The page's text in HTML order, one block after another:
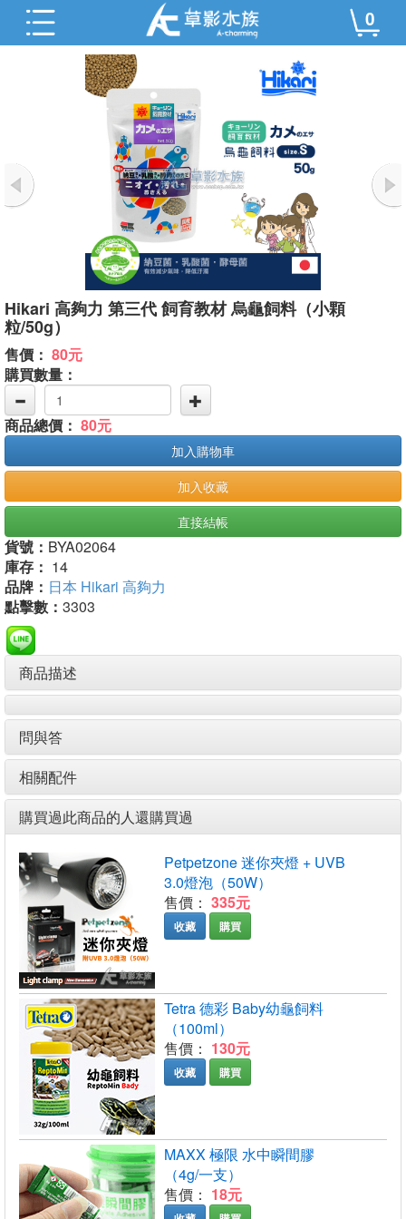
0
Hikari 高夠力 第三代 飼育教材 烏龜飼料（小顆
粒/50g）
售價： 80元
購買數量：
商品總價： 80元
加入購物車
加入收藏
直接結帳
貨號： BYA02064
庫存： 14
品牌： 日本 Hikari 高夠力
點擊數： 3303
商品描述
問與答
相關配件
購買過此商品的人還購買過
Petpetzone 迷你夾燈 + UVB
3.0燈泡（50W）
售價： 335元
收藏 購買
Tetra 德彩 Baby幼龜飼料
（100ml）
售價： 130元
收藏 購買
MAXX 極限 水中瞬間膠
（4g/一支）
售價： 18元